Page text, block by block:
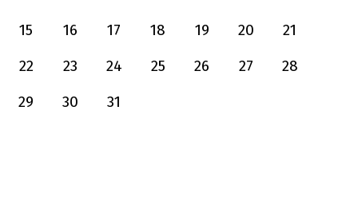
15
16 17 18 19 20
21
22
23 24 25 26 27
28
29
30 31